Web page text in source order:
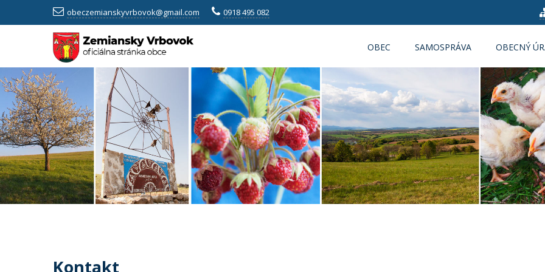
obeczemianskyvrbovok@gmail.com 0918 495 082
OBEC SAMOSPRÁVA OBECNÝ
Kontakt